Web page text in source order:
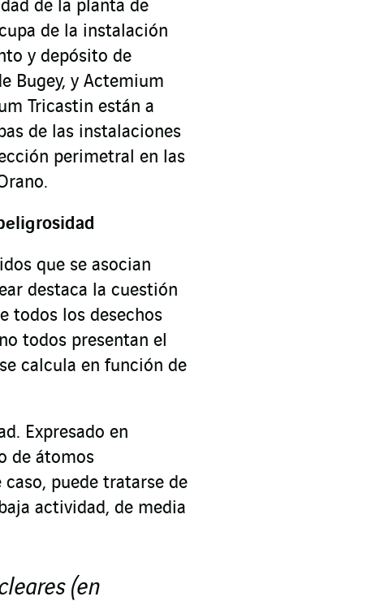
de la planta de
de la instalación
y depósito de
Bugey, y Actemium
Tricastin están a
de las instalaciones
perimetral en las
que se asocian
destaca la cuestión
todos los desechos
todos presentan el
calcula en función de
Expresado en
de átomos
puede tratarse de
actividad, de media
(en